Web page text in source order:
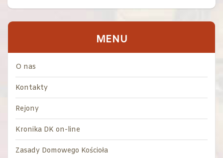
MENU
O nas
Kontakty
Rejony
Kronika DK on-line
Zasady Domowego Kościoła